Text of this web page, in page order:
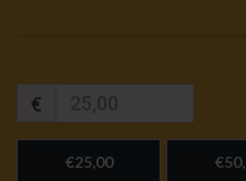
€
€25,00